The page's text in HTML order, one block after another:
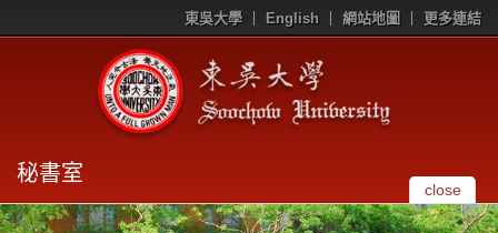
東吳大學 English 網站地圖 更多連結
秘書室
close